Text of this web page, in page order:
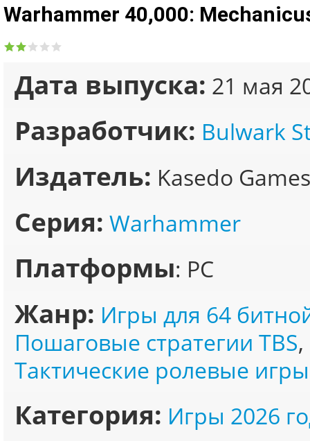
Warhammer 40,000:
Дата выпуска: 21 мая
Разработчик: Bulwark
Издатель: Kasedo Games
Серия: Warhammer
Платформы: PC
Жанр: Игры для 64
Пошаговые стратегии TBS,
Тактические ролевые игры
Категория: Игры 2026